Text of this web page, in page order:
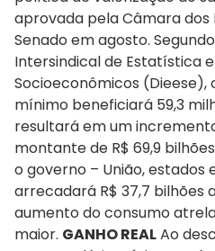
aprovada pela Câmara dos
Senado em agosto.
Intersindical de Estatística
Socioeconômicos (Dieese),
mínimo beneficiará 59,3
resultará em um
montante de R$ 69,9
o governo – União, estados
arrecadará R$ 37,7 bilhões
aumento do consumo
maior. GANHO REALAo